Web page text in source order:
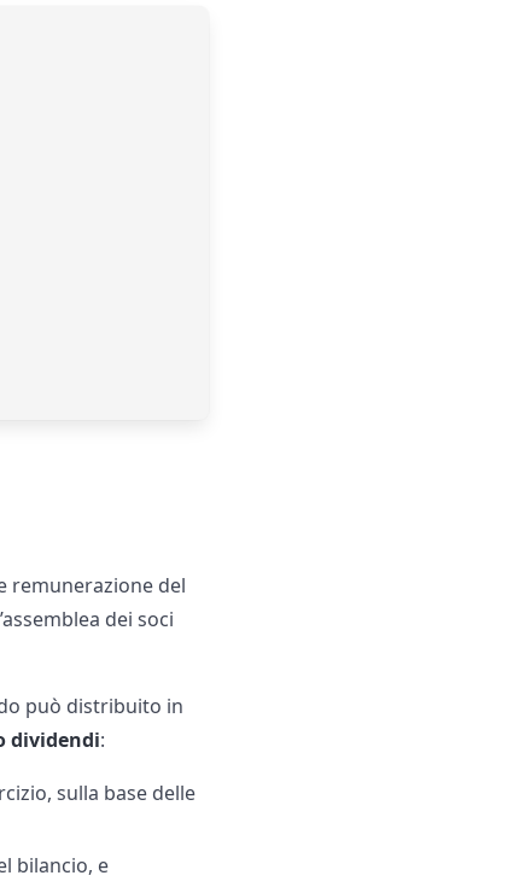
remunerazione del
dei soci
può distribuito in
dividendi:
sulla base delle
bilancio, e